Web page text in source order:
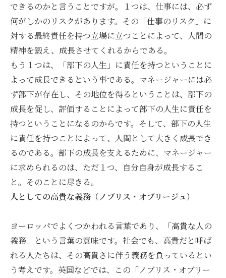
できるのかと言うことですが。１つは、仕事には、必ず
何がしかのリスクがあります。その「仕事のリスク」に
対する最終責任を持つ立場に立つことによって、人間の
精神を鍛え、成長させてくれるからである。
もう１つは、「部下の人生」に責任を持つということに
よって成長できるという事である。マネージャーには必
ず部下が存在し、その地位を得るということは、部下の
成長を促し、評価することによって部下の人生に責任を
持つということになるのからです。そして、部下の人生
に責任を持つことによって、人間として大きく成長でき
るのである。部下の成長を支えるために、マネージャー
に求められるのは、ただ１つ、自分自身が成長するこ
と。そのことに尽きる。
人としての高貴な義務（ノブリス・オブリージュ）
ヨーロッパでよくつかわれる言葉であり、「高貴な人の
義務」という言葉の意味です。社会でも、高貴だと呼ば
れる人たちは、その高貴さに伴う義務を負っているとい
う考えです。英国などでは、この「ノブリス・オブリー